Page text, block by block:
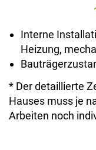
Interne
Heizung,
* Der detaillierte
Hauses muss je
Arbeiten noch